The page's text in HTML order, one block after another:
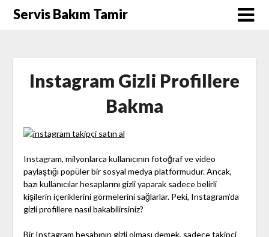
SkipServis Bakım Tamir
Instagram Gizli Profillere
Bakma
Instagram, milyonlarca kullanıcının fotoğraf ve video
paylaştığı popüler bir sosyal medya platformudur. Ancak,
bazı kullanıcılar hesaplarını gizli yaparak sadece belirli
kişilerin içeriklerini görmelerini sağlarlar. Peki, Instagram’da
gizli profillere nasıl bakabilirsiniz?
Bir Instagram hesabının gizli olması demek, sadece takipçi